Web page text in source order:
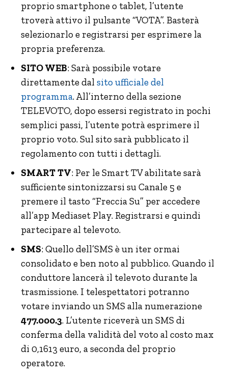
proprio smartphone o tablet, l’utente
troverà attivo il pulsante “VOTA”. Basterà
selezionarlo e registrarsi per esprimere la
propria preferenza.
SITO WEB: Sarà possibile votare
direttamente dal sito ufficiale del
programma. All’interno della sezione
TELEVOTO, dopo essersi registrato in pochi
semplici passi, l’utente potrà esprimere il
proprio voto. Sul sito sarà pubblicato il
regolamento con tutti i dettagli.
SMART TV: Per le Smart TV abilitate sarà
sufficiente sintonizzarsi su Canale 5 e
premere il tasto “Freccia Su” per accedere
all’app Mediaset Play. Registrarsi e quindi
partecipare al televoto.
SMS: Quello dell’SMS è un iter ormai
consolidato e ben noto al pubblico. Quando il
conduttore lancerà il televoto durante la
trasmissione. I telespettatori potranno
votare inviando un SMS alla numerazione
477.000.3. L’utente riceverà un SMS di
conferma della validità del voto al costo max
di 0,1613 euro, a seconda del proprio
operatore.